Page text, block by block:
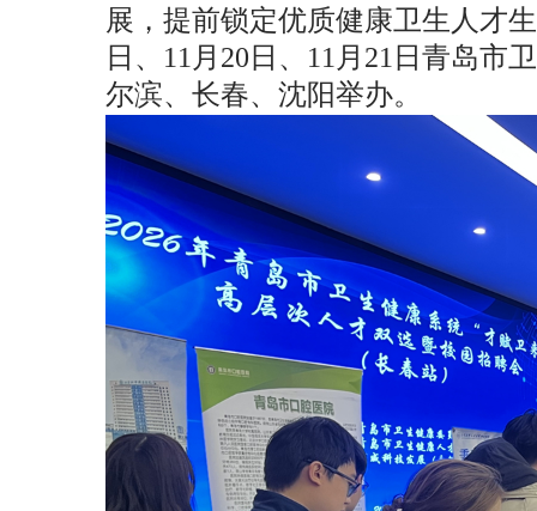
展，提前锁定优质健康卫生人才
日、 11 月 20 日、 11 月 21 日青岛市
尔滨、长春、沈阳举办。